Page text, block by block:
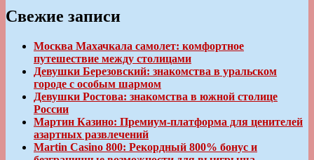
Свежие записи
Москва Махачкала самолет: комфортное
путешествие между столицами
Девушки Березовский: знакомства в уральском
городе с особым шармом
Девушки Ростова: знакомства в южной столице
России
Мартин Казино: Премиум-платформа для ценителей
азартных развлечений
Martin Casino 800: Рекордный 800% бонус и